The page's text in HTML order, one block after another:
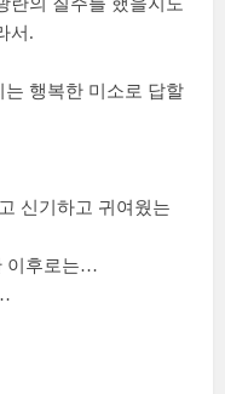
서.
행복한 미소로 답할
신기하고 귀여웠는
이후로는…